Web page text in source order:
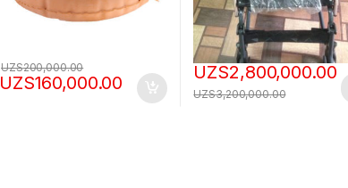
UZS160,000.00
UZS200,000.00 UZS2,800,000.00
UZS3,200,000.00